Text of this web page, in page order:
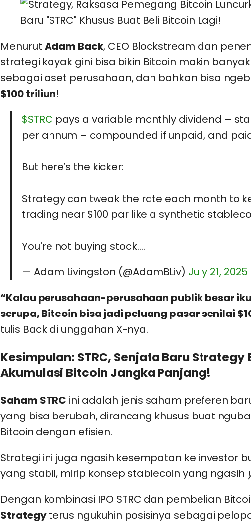
Menurut Adam Back, CEO Blockstream dan
strategi kayak gini bisa bikin Bitcoin makin
sebagai aset perusahaan, dan bahkan bisa
$100 triliun!
$STRC pays a variable monthly dividend –
per annum – compounded if unpaid, and
But here’s the kicker:
Strategy can tweak the rate each month to
trading near $100 par like a synthetic
You're not buying stock.…
— Adam Livingston (@AdamBLiv) July 21, 2025
“Kalau perusahaan-perusahaan publik besar
serupa, Bitcoin bisa jadi peluang pasar senilai
tulis Back di unggahan X-nya.
Kesimpulan: STRC, Senjata Baru Strategy
Akumulasi Bitcoin Jangka Panjang!
Saham STRC ini adalah jenis saham preferen
yang bisa berubah, dirancang khusus buat
Bitcoin dengan efisien.
Strategi ini juga ngasih kesempatan ke investor
yang stabil, mirip konsep stablecoin yang ngasih
Dengan kombinasi IPO STRC dan pembelian
Strategyterus ngukuhin posisinya sebagai